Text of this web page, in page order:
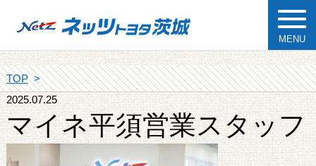
MENU
TOP
2025.07.25
マイネ平須営業スタッフ